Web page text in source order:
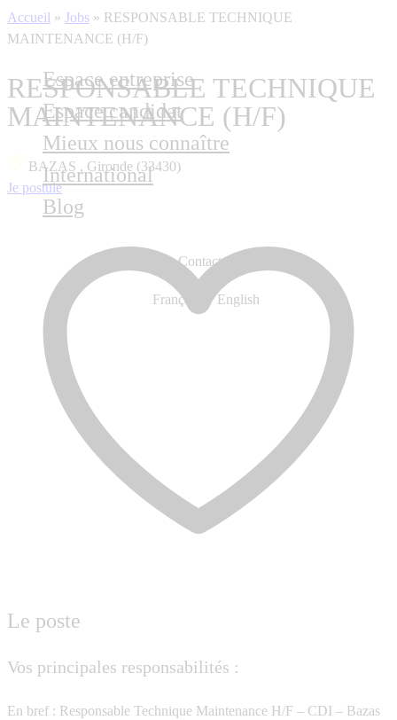
Espace entreprise
Espace candidat
Mieux nous connaître
International
Blog
Contactez-nous
Français English
Accueil » Jobs » RESPONSABLE TECHNIQUE
MAINTENANCE (H/F)
RESPONSABLE TECHNIQUE
MAINTENANCE (H/F)
BAZAS , Gironde (33430)
Je postule
Le poste
Vos principales responsabilités :
En bref : Responsable Technique Maintenance H/F – CDI – Bazas